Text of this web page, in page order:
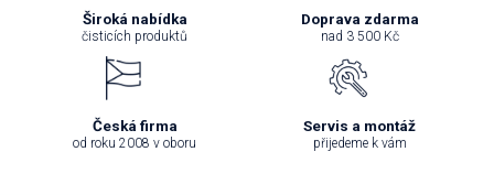
Široká nabídka
čisticích produktů
Doprava zdarma
nad 3 500 Kč
Česká firma
od roku 2008 v oboru
Servis a montáž
přijedeme k vám